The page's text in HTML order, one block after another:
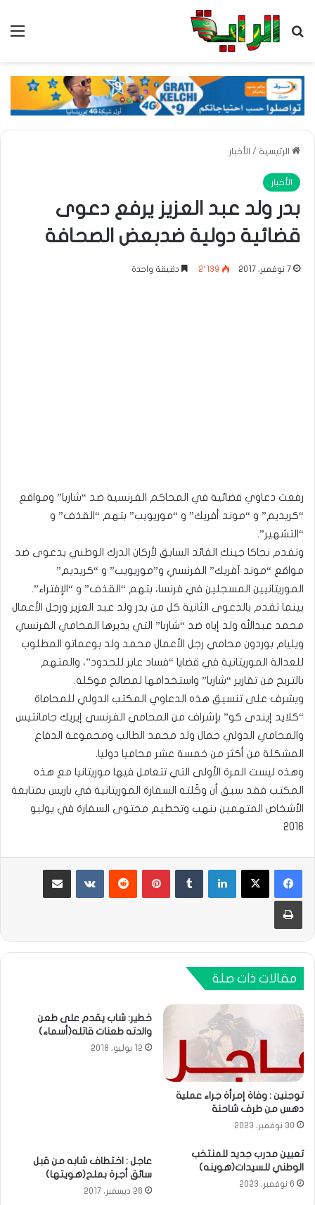
بحث عن
الرئيسية / الأخبار
الأخبار
بدر ولد عبد العزيز يرفع دعوى
قضائية دولية ضدبعض الصحافة
7 نوفمبر، 2017 2٬139 دقيقة واحدة
رفعت دعاوي قضائية في المحاكم الفرنسية ضد “شاربا” ومواقع
“كريديم” و “موند أفريك” و “موريويب” بتهم “القذف” و
“التشهير”.
وتقدم نجاكا جينك القائد السابق لأركان الدرك الوطني بدعوى ضد
مواقع “موند آفريك” الفرنسي و”موريويب” و “كريديم”
الموريتانيين المسجلين في فرنسا، بتهم “القذف” و “الإفتراء”.
بينما تقدم بالدعوى الثانية كل من بدر ولد عبد العزيز ورجل الأعمال
محمد عبدالله ولد إياه ضد “شاربا” التي يديرها المحامي الفرنسي
ويليام بوردون محامي رجل الأعمال محمد ولد بوعماتو المطلوب
للعدالة الموريتانية في قضايا “فساد عابر للحدود”، والمتهم
بالتربح من تقارير “شاربا” واستخدامها لمصالح موكله.
ويشرف على تنسيق هذه الدعاوي المكتب الدولي للمحاماة
“كلايد إيندى كو” بإشراف من المحامي الفرنسي إيريك جامانتيس
والمحامي الدولي جمال ولد محمد الطالب ومجموعة الدفاع
المشكلة من أكثر من خمسة عشر محاميا دوليا.
وهذه ليست المرة الأولى التي تتعامل فيها موريتانيا مع هذه
المكتب فقد سبق أن وكّلته السفارة الموريتانية في باريس بمتابعة
الأشخاص المتهمين بنهب وتحطيم محتوى السفارة في يوليو
2016
لينكدإن بينتيريست مشاركة عبر البريد
طباعة
مقالات ذات صلة
توجنين : وفاة إمرأة جراء عملية
دهس من طرف شاحنة
30 نوفمبر، 2023
خطير: شاب يقدم على طعن
والدته طعنات قاتله(أسماء)
12 يوليو، 2018
تعيين مدرب جديد للمنتخب
الوطني للسيدات(هوينه)
6 نوفمبر، 2023
عاجل : اختطاف شابه من قبل
سائق أجرة بملح(هويتها)
26 ديسمبر، 2017